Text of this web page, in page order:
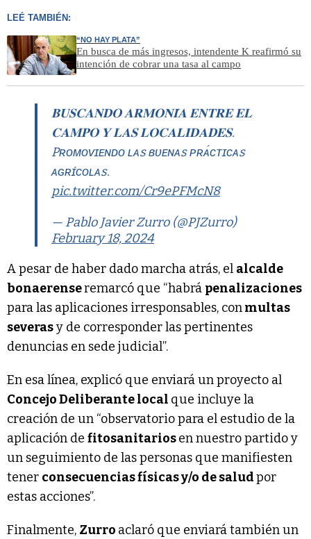
LEÉ TAMBIÉN:
“NO HAY PLATA”
En busca de más ingresos, intendente K reafirmó su
intención de cobrar una tasa al campo
𝐁𝐔𝐒𝐂𝐀𝐍𝐃𝐎 𝐀𝐑𝐌𝐎𝐍𝐈́𝐀 𝐄𝐍𝐓𝐑𝐄 𝐄𝐋
𝐂𝐀𝐌𝐏𝐎 𝐘 𝐋𝐀𝐒 𝐋𝐎𝐂𝐀𝐋𝐈𝐃𝐀𝐃𝐄𝐒.
Pʀᴏᴍᴏᴠɪᴇɴᴅᴏ ʟᴀs ʙᴜᴇɴᴀs ᴘʀᴀ́ᴄᴛɪᴄᴀs
ᴀɢʀɪ́ᴄᴏʟᴀs.
pic.twitter.com/Cr9ePFMcN8
— Pablo Javier Zurro (@PJZurro)
February 18, 2024
A pesar de haber dado marcha atrás, el alcalde
bonaerenseremarcó que “habrá penalizaciones
para las aplicaciones irresponsables, conmultas
severasy de corresponder las pertinentes
denuncias en sede judicial”.
En esa línea, explicó que enviará un proyecto al
Concejo Deliberante local que incluye la
creación de un “observatorio para el estudio de la
aplicación de fitosanitariosen nuestro partido y
un seguimiento de las personas que manifiesten
tener consecuencias físicas y/o de saludpor
estas acciones”.
Finalmente, Zurro aclaró que enviará también un